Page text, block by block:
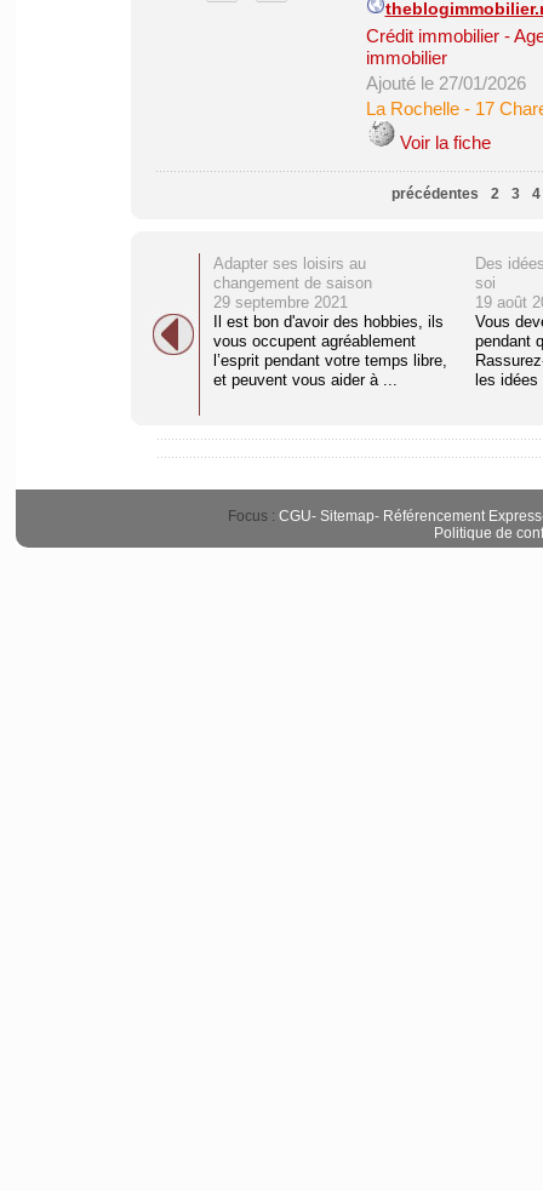
Crédit immobilier-
immobilier
Ajouté le 27/01/2026
La Rochelle- 17
Voir la fiche
précédentes 2 3 4
Adapter ses loisirs au
changement de saison
29 septembre 2021
Il est bon d'avoir des hobbies, ils
vous occupent agréablement
l’esprit pendant votre temps libre,
et peuvent vous aider à ...
Des
soi
19 août
Vous
pendant
les
Focus : CGU- Sitemap- Référencement Express
Politique de